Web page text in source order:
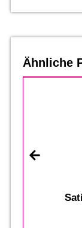
Ähnliche